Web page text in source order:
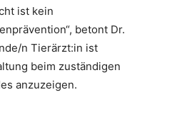
ist kein
betont Dr.
n Tierärzt:in ist
beim zuständigen
anzuzeigen.